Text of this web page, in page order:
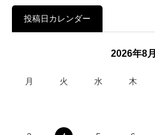
投稿日カレンダー
2026年8月
月 火 水 木